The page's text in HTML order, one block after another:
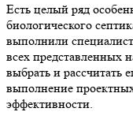
Есть целый ряд
биологического
выполнили
всех представленных
выбрать и рассчитать
выполнение
эффективности.